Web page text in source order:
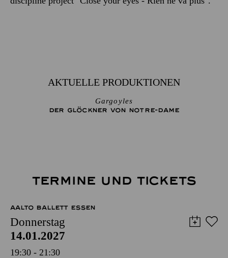
AKTUELLE PRODUKTIONEN
Gargoyles
DER GLÖCKNER­ VON NOTRE-DAME
TERMINE UND TICKETS
AALTO BALLETT ESSEN
Donnerstag
14.01.2027
19:30 - 21:30